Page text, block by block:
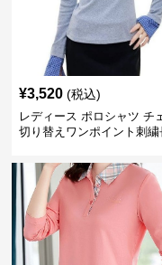
¥3,520 (税込)
レディース ポロシャツ チ
切り替えワンポイント刺繍